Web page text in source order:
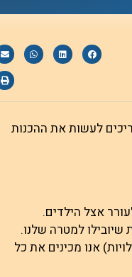
לעשות את ההכנות
אצל הילדים.
שיובילו למטרה שלנו.
אנו מכינים את כל